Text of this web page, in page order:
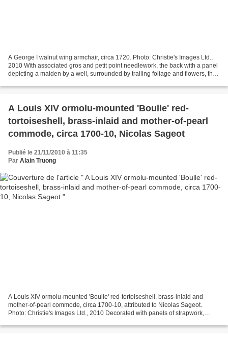
A George I walnut wing armchair, circa 1720. Photo: Christie's Images Ltd.,
2010 With associated gros and petit point needlework, the back with a panel
depicting a maiden by a well, surrounded by trailing foliage and flowers, the
A Louis XIV ormolu-mounted 'Boulle' red-
tortoiseshell, brass-inlaid and mother-of-pearl
commode, circa 1700-10, Nicolas Sageot
Publié le 21/11/2010 à 11:35
Par Alain Truong
A Louis XIV ormolu-mounted 'Boulle' red-tortoiseshell, brass-inlaid and
mother-of-pearl commode, circa 1700-10, attributed to Nicolas Sageot.
Photo: Christie's Images Ltd., 2010 Decorated with panels of strapwork,